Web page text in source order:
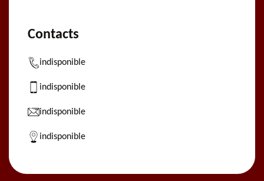
Contacts
indisponible
indisponible
indisponible
indisponible